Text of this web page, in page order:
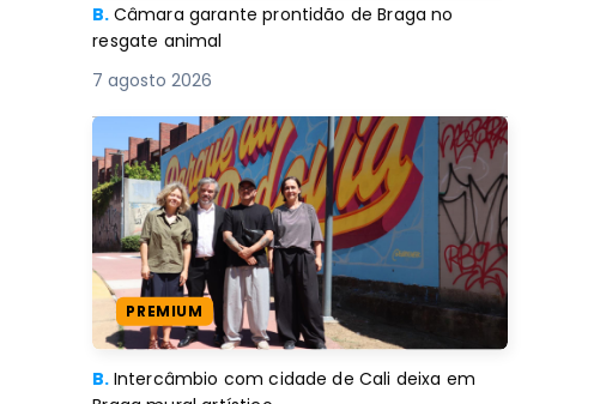
B. Câmara garante prontidão de Braga no
resgate animal
7 agosto 2026
PREMIUM
B. Intercâmbio com cidade de Cali deixa em